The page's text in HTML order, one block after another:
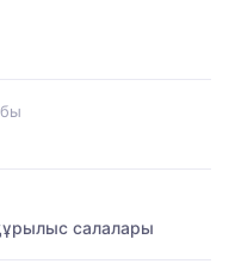
салалары